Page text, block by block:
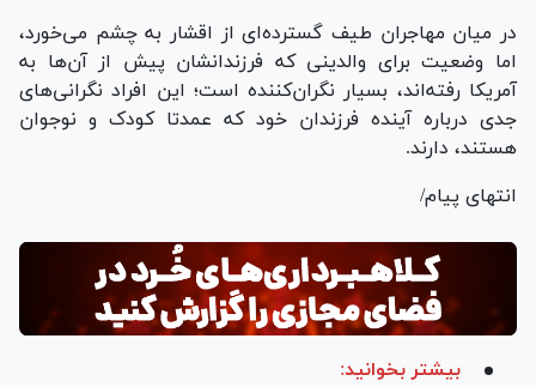
در میان مهاجران طیف گسترده‌ای از اقشار به چشم می‌خورد،
اما وضعیت برای والدینی که فرزندانشان پیش از آن‌ها به
آمریکا رفته‌اند، بسیار نگران‌کننده است؛ این افراد نگرانی‌های
جدی درباره آینده فرزندان خود که عمدتا کودک و نوجوان
هستند، دارند.
انتهای پیام/
بیشتر بخوانید: